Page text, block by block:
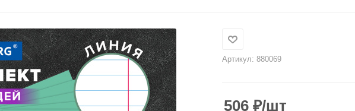
Артикул: 880069
506 ₽/шт